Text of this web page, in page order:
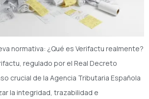
normativa: ¿Qué es Verifactu realmente?
regulado por el Real Decreto
crucial de la Agencia Tributaria Española
la integridad, trazabilidad e